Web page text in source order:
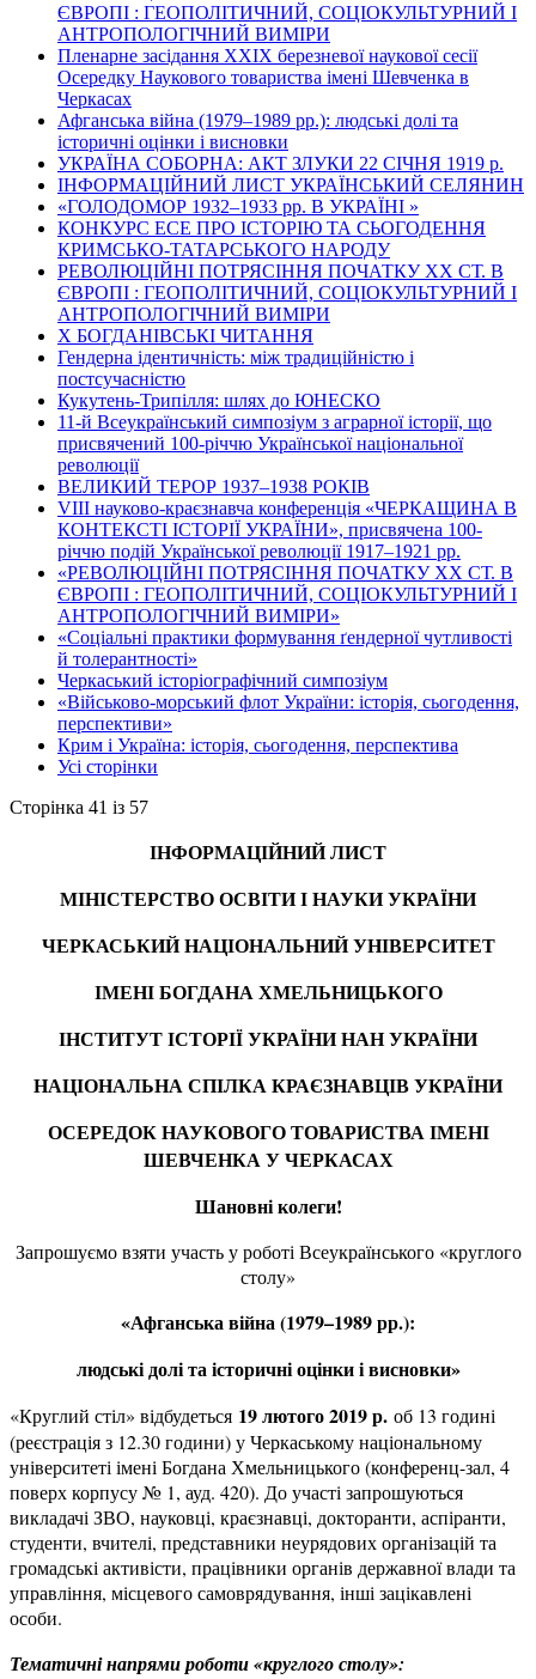
ЄВРОПІ : ГЕОПОЛІТИЧНИЙ, СОЦІОКУЛЬТУРНИЙ І
АНТРОПОЛОГІЧНИЙ ВИМІРИ
Пленарне засідання ХХІХ березневої наукової сесії
Осередку Наукового товариства імені Шевченка в
Черкасах
Афганська війна (1979–1989 рр.): людські долі та
історичні оцінки і висновки
УКРАЇНА СОБОРНА: АКТ ЗЛУКИ 22 СІЧНЯ 1919 р.
ІНФОРМАЦІЙНИЙ ЛИСТ УКРАЇНСЬКИЙ СЕЛЯНИН
«ГОЛОДОМОР 1932–1933 рр. В УКРАЇНІ »
КОНКУРС ЕСЕ ПРО ІСТОРІЮ ТА СЬОГОДЕННЯ
КРИМСЬКО-ТАТАРСЬКОГО НАРОДУ
РЕВОЛЮЦІЙНІ ПОТРЯСІННЯ ПОЧАТКУ ХХ СТ. В
ЄВРОПІ : ГЕОПОЛІТИЧНИЙ, СОЦІОКУЛЬТУРНИЙ І
АНТРОПОЛОГІЧНИЙ ВИМІРИ
Х БОГДАНІВСЬКІ ЧИТАННЯ
Гендерна ідентичність: між традиційністю і
постсучасністю
Кукутень-Трипілля: шлях до ЮНЕСКО
11-й Всеукраїнський симпозіум з аграрної історії, що
присвячений 100-річчю Української національної
революції
ВЕЛИКИЙ ТЕРОР 1937–1938 РОКІВ
VІІІ науково-краєзнавча конференція «ЧЕРКАЩИНА В
КОНТЕКСТІ ІСТОРІЇ УКРАЇНИ», присвячена 100-
річчю подій Української революції 1917–1921 рр.
«РЕВОЛЮЦІЙНІ ПОТРЯСІННЯ ПОЧАТКУ ХХ СТ. В
ЄВРОПІ : ГЕОПОЛІТИЧНИЙ, СОЦІОКУЛЬТУРНИЙ І
АНТРОПОЛОГІЧНИЙ ВИМІРИ»
«Соціальні практики формування ґендерної чутливості
й толерантності»
Черкаський історіографічний симпозіум
«Військово-морський флот України: історія, сьогодення,
перспективи»
Крим і Україна: історія, сьогодення, перспектива
Усі сторінки
Сторінка 41 із 57
ІНФОРМАЦІЙНИЙ ЛИСТ
МІНІСТЕРСТВО ОСВІТИ І НАУКИ УКРАЇНИ
ЧЕРКАСЬКИЙ НАЦІОНАЛЬНИЙ УНІВЕРСИТЕТ
ІМЕНІ БОГДАНА ХМЕЛЬНИЦЬКОГО
ІНСТИТУТ ІСТОРІЇ УКРАЇНИ НАН УКРАЇНИ
НАЦІОНАЛЬНА СПІЛКА КРАЄЗНАВЦІВ УКРАЇНИ
ОСЕРЕДОК НАУКОВОГО ТОВАРИСТВА ІМЕНІ
ШЕВЧЕНКА У ЧЕРКАСАХ
Шановні колеги!
Запрошуємо взяти участь у роботі Всеукраїнського «круглого
столу»
«Афганська війна (1979–1989 рр.):
людські долі та історичні оцінки і висновки»
«Круглий стіл» відбудеться 19 лютого 2019 р. об 13 годині
(реєстрація з 12.30 години) у Черкаському національному
університеті імені Богдана Хмельницького (конференц-зал, 4
поверх корпусу № 1, ауд. 420). До участі запрошуються
викладачі ЗВО, науковці, краєзнавці, докторанти, аспіранти,
студенти, вчителі, представники неурядових організацій та
громадські активісти, працівники органів державної влади та
управління, місцевого самоврядування, інші зацікавлені
особи.
Тематичні напрями роботи «круглого столу»: